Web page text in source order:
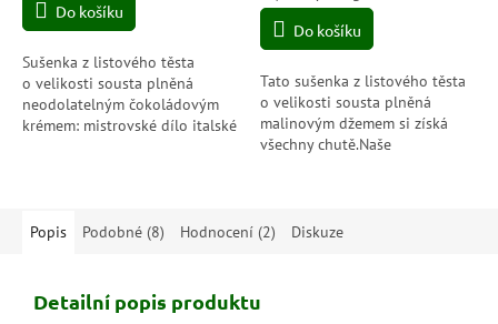
5
hvězdiček.
Do košíku
Sušenka z listového těsta
o velikosti sousta plněná
neodolatelným čokoládovým
krémem: mistrovské dílo italské
cena:
Do košíku
Tato sušenka z listového těsta
o velikosti sousta plněná
malinovým džemem si získá
všechny chutě.Naše
Popis
Podobné (8) Hodnocení (2) Diskuze
Detailní popis produktu